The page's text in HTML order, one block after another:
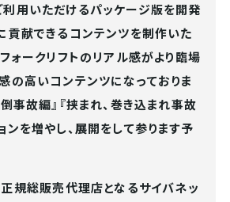
用いただけるパッケージ版を開発
貢献できるコンテンツを制作いた
ォークリフトのリアル感がより臨場
の高いコンテンツになっておりま
倒事故編』『挟まれ、巻き込まれ事故
ンを増やし、展開をして参ります予
規総販売代理店となるサイバネッ